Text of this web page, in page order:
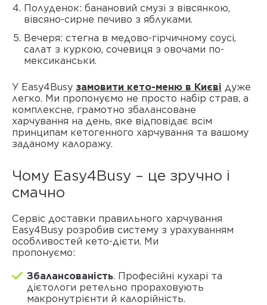
Полуденок: банановий смузі з вівсянкою,
вівсяно-сирне печиво з яблуками.
Вечеря: стегна в медово-гірчичному соусі,
салат з куркою, сочевиця з овочами по-
мексиканськи.
У Easy4Busy замовити кето-меню в Києві дуже
легко. Ми пропонуємо не просто набір страв, а
комплексне, грамотно збалансоване
харчування на день, яке відповідає всім
принципам кетогенного харчування та вашому
заданому калоражу.
Чому Easy4Busy – це зручно і
смачно
Сервіс доставки правильного харчування
Easy4Busy розробив систему з урахуванням
особливостей кето-дієти. Ми
Збалансованість. Професійні кухарі та
дієтологи ретельно прораховують
макронутрієнти й калорійність.